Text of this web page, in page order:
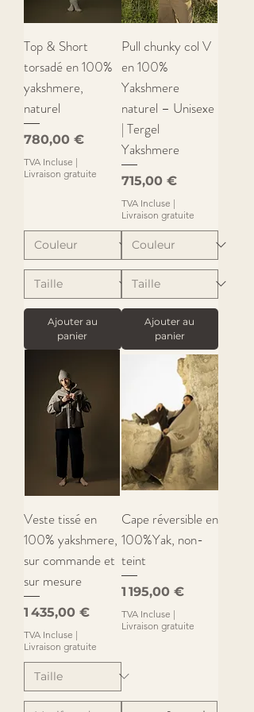
Top & Short
torsadé en 100%
yakshmere,
naturel
Prix
780,00 €
TVA Incluse |
Livraison gratuite
Ajouter au
panier
Pull chunky col V
en 100%
Yakshmere
naturel – Unisexe
| Tergel
Yakshmere
Prix
715,00 €
TVA Incluse |
Livraison gratuite
Ajouter au
panier
Veste tissé en
100% yakshmere,
sur commande et
sur mesure
Prix
1 435,00 €
TVA Incluse |
Livraison gratuite
Cape réversible en
100%Yak, non-
teint
Prix
1 195,00 €
TVA Incluse |
Livraison gratuite